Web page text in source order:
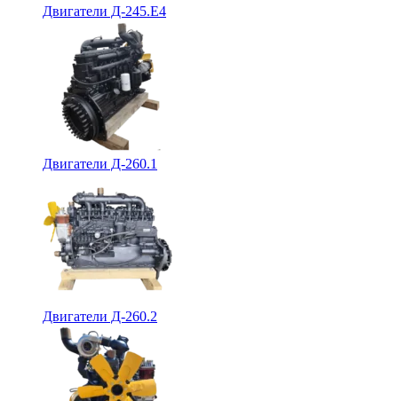
Двигатели Д-245.Е4
Двигатели Д-260.1
Двигатели Д-260.2